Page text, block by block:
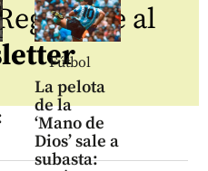
Fútbol
La pelota
de la
‘Mano de
Dios’ sale a
subasta:
al